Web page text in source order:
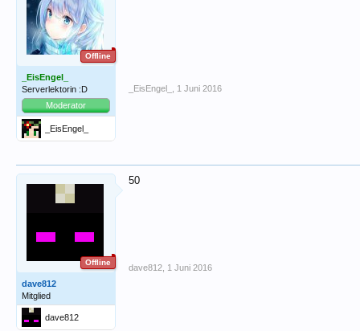
Offline
_EisEngel_
Serverlektorin :D
Moderator
_EisEngel_
_EisEngel_ 1 Juni 2016
Offline
dave812
Mitglied
dave812
50
dave812 1 Juni 2016